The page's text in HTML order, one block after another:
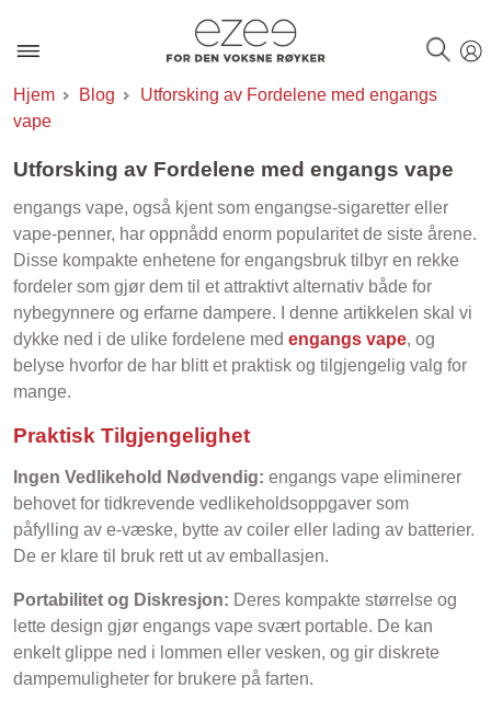
Hjem Blog
Utforsking av Fordelene med engangs
vape
Utforsking av Fordelene med engangs vape
engangs vape, også kjent som engangse-sigaretter eller
vape-penner, har oppnådd enorm popularitet de siste årene.
Disse kompakte enhetene for engangsbruk tilbyr en rekke
fordeler som gjør dem til et attraktivt alternativ både for
nybegynnere og erfarne dampere. I denne artikkelen skal vi
dykke ned i de ulike fordelene med engangs vape, og
belyse hvorfor de har blitt et praktisk og tilgjengelig valg for
mange.
Praktisk Tilgjengelighet
Ingen Vedlikehold Nødvendig: engangs vape eliminerer
behovet for tidkrevende vedlikeholdsoppgaver som
påfylling av e-væske, bytte av coiler eller lading av batterier.
De er klare til bruk rett ut av emballasjen.
Portabilitet og Diskresjon: Deres kompakte størrelse og
lette design gjør engangs vape svært portable. De kan
enkelt glippe ned i lommen eller vesken, og gir diskrete
dampemuligheter for brukere på farten.